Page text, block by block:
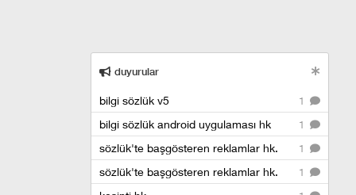
duyurular
1
bilgi sözlük v5
1
bilgi sözlük android uygulaması hk
1
sözlük'te başgösteren reklamlar hk.
1
sözlük'te başgösteren reklamlar hk.